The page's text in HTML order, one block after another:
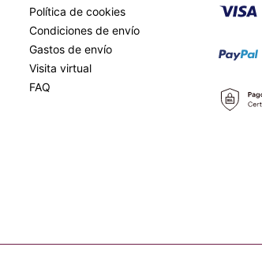
Política de cookies
Condiciones de envío
Gastos de envío
Visita virtual
FAQ